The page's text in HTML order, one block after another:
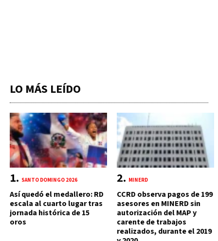
LO MÁS LEÍDO
SANTO DOMINGO 2026
Así quedó el medallero: RD
escala al cuarto lugar tras
jornada histórica de 15
oros
MINERD
CCRD observa pagos de 199
asesores en MINERD sin
autorización del MAP y
carente de trabajos
realizados, durante el 2019